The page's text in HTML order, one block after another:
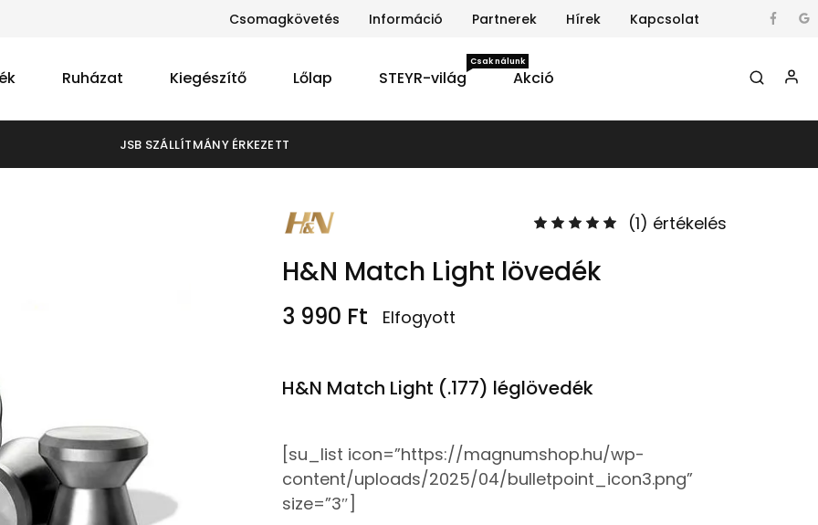
Csomagkövetés Információ Partnerek Hírek Kapcsolat
Ruházat Kiegészítő Lőlap STEYR-világ
Csak nálunk
Akció
JSB SZÁLLÍTMÁNY ÉRKEZETT
(1) értékelés
H&N Match Light lövedék
3 990 Ft Elfogyott
H&N Match Light (.177) léglövedék
[su_list icon=”https://magnumshop.hu/wp-
content/uploads/2025/04/bulletpoint_icon3.png”
size=”3″]